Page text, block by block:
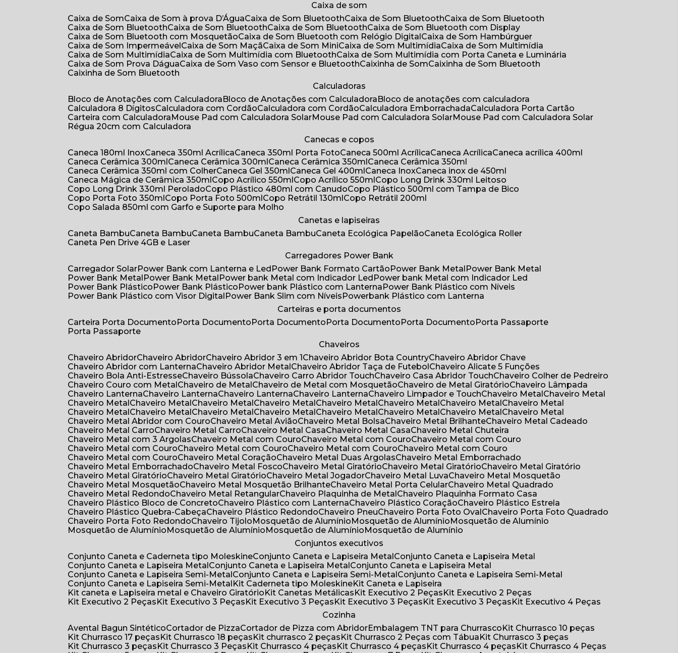
Caixa de som
Caixa de Som
Caixa de Som à prova D’Água Caixa de Som Bluetooth Caixa de Som Bluetooth
Caixa de Som Bluetooth
Caixa de Som Bluetooth
Caixa de Som Bluetooth Caixa de Som Bluetooth
Caixa de Som Bluetooth com Display
Caixa de Som Bluetooth com Mosquetão
Caixa de Som Bluetooth com Relógio Digital
Caixa de Som Hambúrguer
Caixa de Som Impermeável
Caixa de Som Maçã Caixa de Som Mini Caixa de Som Multimídia
Caixa de Som Multimídia
Caixa de Som Multimídia
Caixa de Som Multimídia com Bluetooth
Caixa de Som Multimídia com Porta Caneta e Luminária
Caixa de Som Prova Dágua
Caixa de Som Vaso com Sensor e Bluetooth Caixinha de Som
Caixinha de Som Bluetooth
Caixinha de Som Bluetooth
Calculadoras
Bloco de Anotações com Calculadora
Bloco de Anotações com Calculadora
Bloco de anotações com calculadora
Calculadora 8 Dígitos
Calculadora com Cordão Calculadora com Cordão Calculadora Emborrachada
Calculadora Porta Cartão
Carteira com Calculadora
Mouse Pad com Calculadora Solar Mouse Pad com Calculadora Solar
Mouse Pad com Calculadora Solar
Régua 20cm com Calculadora
Canecas e copos
Caneca 180ml Inox
Caneca 350ml Acrílica Caneca 350ml Porta Foto Caneca 500ml Acrílica Caneca Acrílica
Caneca acrílica 400ml
Caneca Cerâmica 300ml
Caneca Cerâmica 300ml Caneca Cerâmica 350ml
Caneca Cerâmica 350ml
Caneca Cerâmica 350ml com Colher
Caneca Gel 350ml Caneca Gel 400ml Caneca Inox
Caneca inox de 450ml
Caneca Mágica de Cerâmica 350ml
Copo Acrílico 550ml Copo Acrílico 550ml
Copo Long Drink 330ml Leitoso
Copo Long Drink 330ml Perolado
Copo Plástico 480ml com Canudo
Copo Plástico 500ml com Tampa de Bico
Copo Porta Foto 350ml
Copo Porta Foto 500ml Copo Retrátil 130ml
Copo Retrátil 200ml
Copo Salada 850ml com Garfo e Suporte para Molho
Canetas e lapiseiras
Caneta Bambu
Caneta Bambu Caneta Bambu Caneta Bambu Caneta Ecológica Papelão
Caneta Ecológica Roller
Caneta Pen Drive 4GB e Laser
Carregadores Power Bank
Carregador Solar
Power Bank com Lanterna e Led Power Bank Formato Cartão Power Bank Metal
Power Bank Metal
Power Bank Metal
Power Bank Metal Power bank Metal com Indicador Led
Power bank Metal com Indicador Led
Power Bank Plástico
Power Bank Plástico Power bank Plástico com Lanterna
Power Bank Plástico com Níveis
Power Bank Plástico com Visor Digital
Power Bank Slim com Níveis
Powerbank Plástico com Lanterna
Carteiras e porta documentos
Carteira Porta Documento
Porta Documento Porta Documento Porta Documento Porta Documento
Porta Passaporte
Porta Passaporte
Chaveiros
Chaveiro Abridor
Chaveiro Abridor Chaveiro Abridor 3 em 1 Chaveiro Abridor Bota Country
Chaveiro Abridor Chave
Chaveiro Abridor com Lanterna
Chaveiro Abridor Metal Chaveiro Abridor Taça de Futebol
Chaveiro Alicate 5 Funções
Chaveiro Bola Anti-Estresse
Chaveiro Bússola Chaveiro Carro Abridor Touch Chaveiro Casa Abridor Touch
Chaveiro Colher de Pedreiro
Chaveiro Couro com Metal
Chaveiro de Metal Chaveiro de Metal com Mosquetão Chaveiro de Metal Giratório
Chaveiro Lâmpada
Chaveiro Lanterna
Chaveiro Lanterna Chaveiro Lanterna Chaveiro Lanterna Chaveiro Limpador e Touch Chaveiro Metal
Chaveiro Metal
Chaveiro Metal
Chaveiro Metal Chaveiro Metal Chaveiro Metal Chaveiro Metal Chaveiro Metal Chaveiro Metal
Chaveiro Metal
Chaveiro Metal
Chaveiro Metal Chaveiro Metal Chaveiro Metal Chaveiro Metal Chaveiro Metal Chaveiro Metal
Chaveiro Metal
Chaveiro Metal Abridor com Couro
Chaveiro Metal Avião Chaveiro Metal Bolsa Chaveiro Metal Brilhante
Chaveiro Metal Cadeado
Chaveiro Metal Carro
Chaveiro Metal Carro Chaveiro Metal Casa Chaveiro Metal Casa
Chaveiro Metal Chuteira
Chaveiro Metal com 3 Argolas
Chaveiro Metal com Couro Chaveiro Metal com Couro
Chaveiro Metal com Couro
Chaveiro Metal com Couro
Chaveiro Metal com Couro Chaveiro Metal com Couro
Chaveiro Metal com Couro
Chaveiro Metal com Couro
Chaveiro Metal Coração Chaveiro Metal Duas Argolas
Chaveiro Metal Emborrachado
Chaveiro Metal Emborrachado
Chaveiro Metal Fosco Chaveiro Metal Giratório Chaveiro Metal Giratório
Chaveiro Metal Giratório
Chaveiro Metal Giratório
Chaveiro Metal Giratório Chaveiro Metal Jogador Chaveiro Metal Luva
Chaveiro Metal Mosquetão
Chaveiro Metal Mosquetão
Chaveiro Metal Mosquetão Brilhante Chaveiro Metal Porta Celular
Chaveiro Metal Quadrado
Chaveiro Metal Redondo
Chaveiro Metal Retangular Chaveiro Plaquinha de Metal
Chaveiro Plaquinha Formato Casa
Chaveiro Plástico Bloco de Concreto
Chaveiro Plástico com Lanterna Chaveiro Plástico Coração
Chaveiro Plástico Estrela
Chaveiro Plástico Quebra-Cabeça
Chaveiro Plástico Redondo Chaveiro Pneu Chaveiro Porta Foto Oval
Chaveiro Porta Foto Quadrado
Chaveiro Porta Foto Redondo
Chaveiro Tijolo Mosquetão de Alumínio Mosquetão de Alumínio
Mosquetão de Alumínio
Mosquetão de Alumínio
Mosquetão de Alumínio Mosquetão de Alumínio
Mosquetão de Alumínio
Conjuntos executivos
Conjunto Caneta e Caderneta tipo Moleskine
Conjunto Caneta e Lapiseira Metal
Conjunto Caneta e Lapiseira Metal
Conjunto Caneta e Lapiseira Metal
Conjunto Caneta e Lapiseira Metal
Conjunto Caneta e Lapiseira Metal
Conjunto Caneta e Lapiseira Semi-Metal
Conjunto Caneta e Lapiseira Semi-Metal
Conjunto Caneta e Lapiseira Semi-Metal
Conjunto Caneta e Lapiseira Semi-Metal
Kit Caderneta tipo Moleskine
Kit Caneta e Lapiseira
Kit caneta e Lapiseira metal e Chaveiro Giratório
Kit Canetas Metálicas Kit Executivo 2 Peças
Kit Executivo 2 Peças
Kit Executivo 2 Peças
Kit Executivo 3 Peças Kit Executivo 3 Peças Kit Executivo 3 Peças Kit Executivo 3 Peças
Kit Executivo 4 Peças
Cozinha
Avental Bagun Sintético
Cortador de Pizza Cortador de Pizza com Abridor Embalagem TNT para Churrasco
Kit Churrasco 10 peças
Kit Churrasco 17 peças
Kit Churrasco 18 peças Kit churrasco 2 peças Kit Churrasco 2 Peças com Tábua
Kit Churrasco 3 peças
Kit Churrasco 3 peças
Kit Churrasco 3 Peças Kit Churrasco 4 peças Kit Churrasco 4 peças Kit Churrasco 4 peças
Kit Churrasco 4 Peças